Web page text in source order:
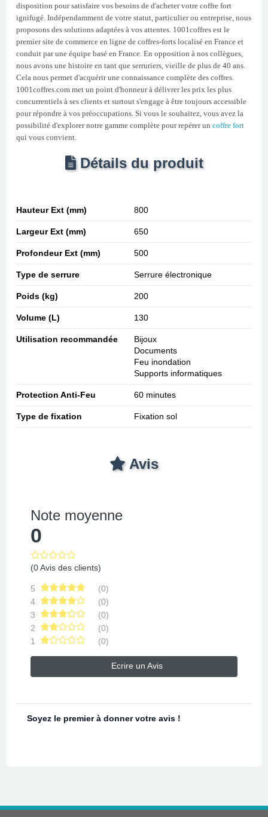
disposition pour satisfaire vos besoins de d'acheter votre coffre fort
ignifugé. Indépendamment de votre statut, particulier ou entreprise, nous
proposons des solutions adaptées à vos attentes. 1001coffres est le
premier site de commerce en ligne de coffres-forts localisé en France et
conduit par une équipe basé en France. En opposition à nos collègues,
nous avons une histoire en tant que serruriers, vieille de plus de 40 ans.
Cela nous permet d'acquérir une connaissance complète des coffres.
1001coffres.com met un point d'honneur à délivrer les prix les plus
concurrentiels à ses clients et surtout s'engage à être toujours accessible
pour répondre à vos préoccupations. Si vous le souhaitez, vous avez la
possibilité d'explorer notre gamme complète pour repérer un coffre fort
qui vous convient.
Détails du produit
Hauteur Ext (mm) 800
Largeur Ext (mm) 650
Profondeur Ext (mm) 500
Type de serrure Serrure électronique
Poids (kg) 200
Volume (L) 130
Utilisation recommandée
Bijoux
Documents
Feu inondation
Supports informatiques
Protection Anti-Feu 60 minutes
Type de fixation Fixation sol
Avis
Note moyenne
0
(0 Avis des clients)
5
(0)
4
(0)
3
(0)
2
(0)
1
(0)
Ecrire un Avis
Soyez le premier à donner votre avis !